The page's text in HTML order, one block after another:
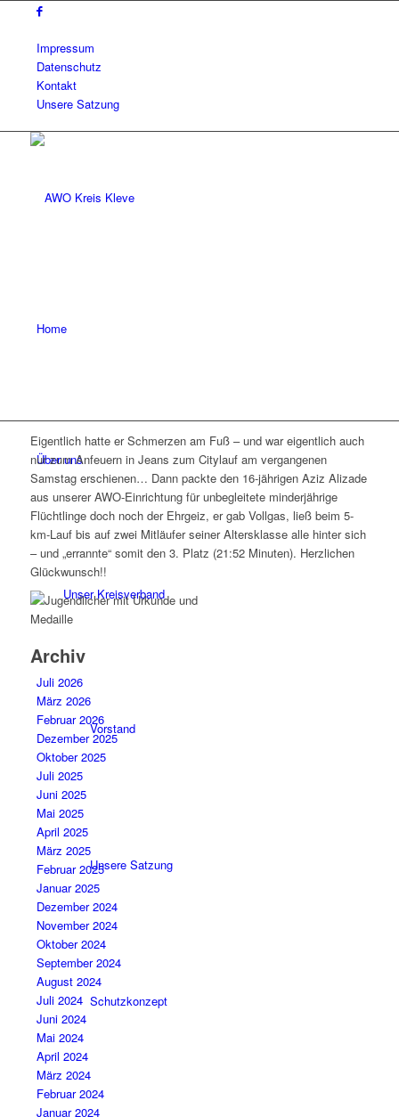
Impressum
Datenschutz
Kontakt
Unsere Satzung
Home
Über uns
Unser Kreisverband
Vorstand
Unsere Satzung
Schutzkonzept
Eigentlich hatte er Schmerzen am Fuß – und war eigentlich auch
nur zum Anfeuern in Jeans zum Citylauf am vergangenen
Samstag erschienen… Dann packte den 16-jährigen Aziz Alizade
aus unserer AWO-Einrichtung für unbegleitete minderjährige
Flüchtlinge doch noch der Ehrgeiz, er gab Vollgas, ließ beim 5-
km-Lauf bis auf zwei Mitläufer seiner Altersklasse alle hinter sich
– und „errannte“ somit den 3. Platz (21:52 Minuten). Herzlichen
Glückwunsch!!
Archiv
Juli 2026
März 2026
Februar 2026
Dezember 2025
Oktober 2025
Juli 2025
Juni 2025
Mai 2025
April 2025
März 2025
Februar 2025
Januar 2025
Dezember 2024
November 2024
Oktober 2024
September 2024
August 2024
Juli 2024
Juni 2024
Mai 2024
April 2024
März 2024
Februar 2024
Januar 2024